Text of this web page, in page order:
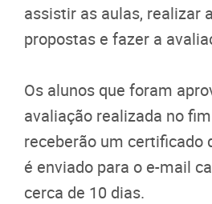
assistir as aulas, realizar
propostas e fazer a
Os alunos que foram
avaliação realizada no
receberão um certificado
é enviado para o e-mail
cerca de 10 dias.